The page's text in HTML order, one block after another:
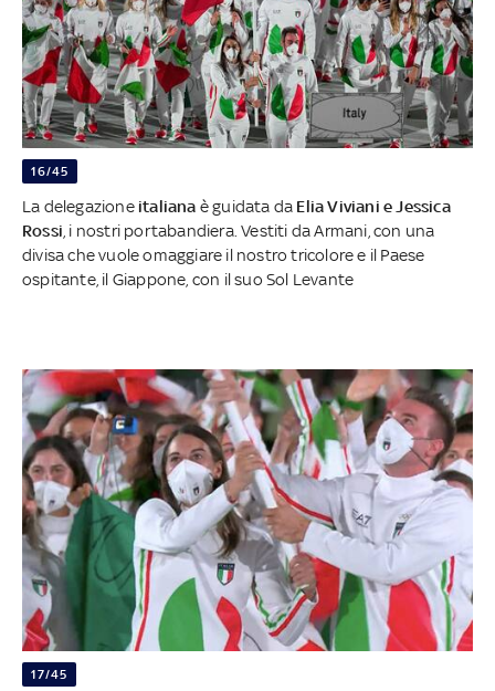
16/45
La delegazione italiana è guidata da Elia Viviani e Jessica
Rossi , i nostri portabandiera. Vestiti da Armani, con una
divisa che vuole omaggiare il nostro tricolore e il Paese
ospitante, il Giappone, con il suo Sol Levante
17/45